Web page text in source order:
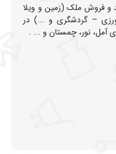
و فروش ملک (زمین و ویلا
– گردشگری و ...) در
آمل، نور، چمستان و ... .